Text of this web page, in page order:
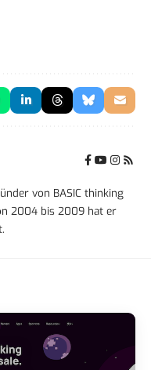
von BASIC thinking
2004 bis 2009 hat er